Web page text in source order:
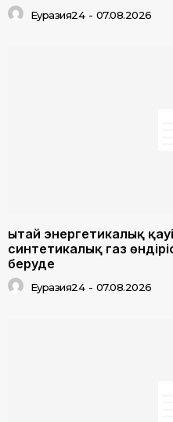
Еуразия24 - 07.08.2026
Қытай энергетикалық
синтетикалық газ
беруде
Еуразия24 - 07.08.2026